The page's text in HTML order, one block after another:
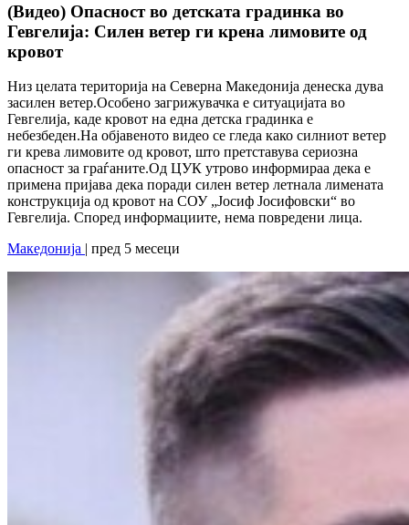
(Видео) Опасност во детската градинка во
Гевгелија: Силен ветер ги крена лимовите од
кровот
Низ целата територија на Северна Македонија денеска дува
засилен ветер.Особено загрижувачка е ситуацијата во
Гевгелија, каде кровот на една детска градинка е
небезбеден.На објавеното видео се гледа како силниот ветер
ги крева лимовите од кровот, што претставува сериозна
опасност за граѓаните.Од ЦУК утрово информираа дека е
примена пријава дека поради силен ветер летнала лимената
конструкција од кровот на СОУ „Јосиф Јосифовски“ во
Гевгелија. Според информациите, нема повредени лица.
Македонија | пред 5 месеци